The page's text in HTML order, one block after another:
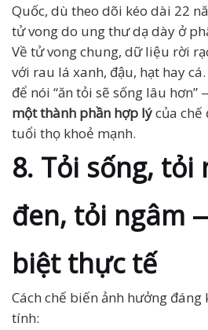
Quốc, dù theo dõi kéo dài 22
tử vong do ung thư dạ dày ở
Về tử vong chung, dữ liệu rời
với rau lá xanh, đậu, hạt hay
để nói “ăn tỏi sẽ sống lâu
một thành phần hợp lýcủa chế
tuổi thọ khoẻ mạnh.
8. Tỏi sống, tỏi
đen, tỏi ngâm
biệt thực tế
Cách chế biến ảnh hưởng
tính: